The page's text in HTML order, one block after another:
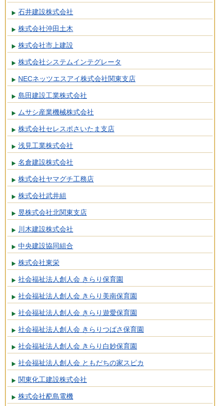
石井建設株式会社
株式会社沖田土木
株式会社市上建設
株式会社システムインテグレータ
NECネッツエスアイ株式会社関東支店
島田建設工業株式会社
ムサシ産業機械株式会社
株式会社セレスポさいたま支店
浅見工業株式会社
名倉建設株式会社
株式会社ヤマグチ工務店
株式会社武井組
昱株式会社北関東支店
川木建設株式会社
中央建設協同組合
株式会社東栄
社会福祉法人創人会 きらり保育園
社会福祉法人創人会 きらり美南保育園
社会福祉法人創人会 きらり遊愛保育園
社会福祉法人創人会 きらりつばさ保育園
社会福祉法人創人会 きらり白妙保育園
社会福祉法人創人会 ともだちの家スピカ
関東化工建設株式会社
株式会社蓜島電機